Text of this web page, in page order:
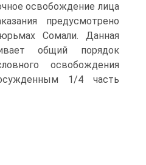
освобождение лица
предусмотрено
Сомали. Данная
общий порядок
освобождения
1/4 часть